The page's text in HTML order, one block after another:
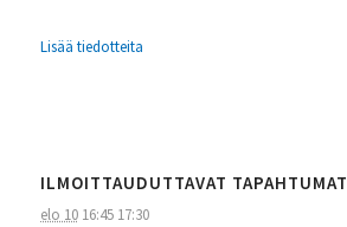
Lisää tiedotteita
ILMOITTAUDUTTAVAT TAPAHTUMAT
elo 1016:45 17:30